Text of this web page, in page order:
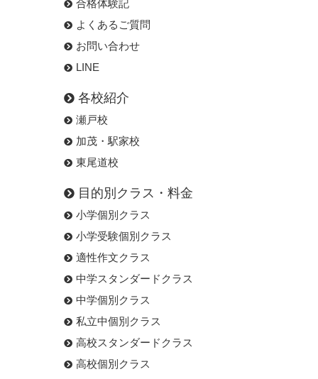
合格体験記
よくあるご質問
お問い合わせ
LINE
各校紹介
瀬戸校
加茂・駅家校
東尾道校
目的別クラス・料金
小学個別クラス
小学受験個別クラス
適性作文クラス
中学スタンダードクラス
中学個別クラス
私立中個別クラス
高校スタンダードクラス
高校個別クラス